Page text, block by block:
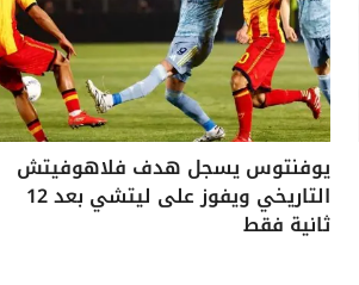
يوفنتوس يسجل هدف فلاهوفيتش
التاريخي ويفوز على ليتشي بعد 12
ثانية فقط